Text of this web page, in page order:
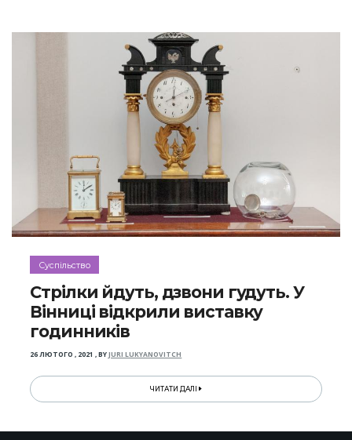
Суспільство
Стрілки йдуть, дзвони гудуть. У
Вінниці відкрили виставку
годинників
26 ЛЮТОГО , 2021 ,BYJURI LUKYANOVITCH
ЧИТАТИ ДАЛІ